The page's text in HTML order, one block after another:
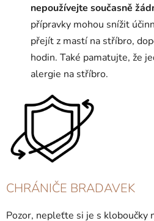
nepoužívejte současně
přípravky mohou snížit
přejít z mastí na stříbro,
hodin. Také pamatujte, že
alergie na stříbro.
CHRÁNIČE BRADAVEK
Pozor, nepleťte si je s kloboučky